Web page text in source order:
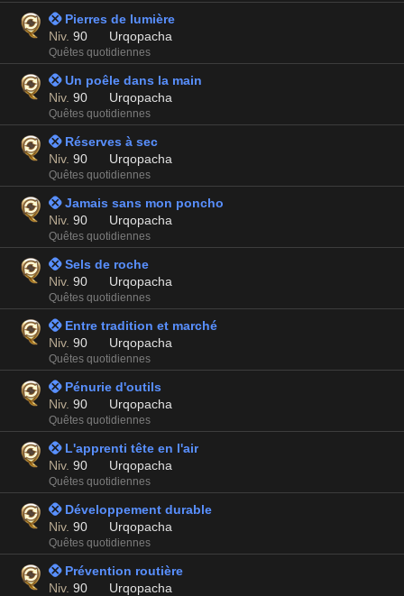
 Pierres de lumière
Niv. 90 Urqopacha
Quêtes quotidiennes
 Un poêle dans la main
Niv. 90 Urqopacha
Quêtes quotidiennes
 Réserves à sec
Niv. 90 Urqopacha
Quêtes quotidiennes
 Jamais sans mon poncho
Niv. 90 Urqopacha
Quêtes quotidiennes
 Sels de roche
Niv. 90 Urqopacha
Quêtes quotidiennes
 Entre tradition et marché
Niv. 90 Urqopacha
Quêtes quotidiennes
 Pénurie d'outils
Niv. 90 Urqopacha
Quêtes quotidiennes
 L'apprenti tête en l'air
Niv. 90 Urqopacha
Quêtes quotidiennes
 Développement durable
Niv. 90 Urqopacha
Quêtes quotidiennes
 Prévention routière
Niv. 90 Urqopacha